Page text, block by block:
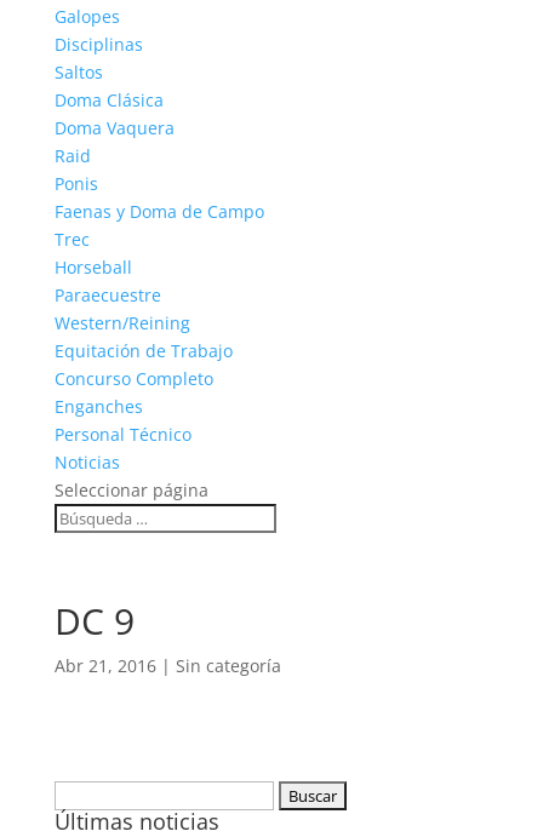
Galopes
Disciplinas
Saltos
Doma Clásica
Doma Vaquera
Raid
Ponis
Faenas y Doma de Campo
Trec
Horseball
Paraecuestre
Western/Reining
Equitación de Trabajo
Concurso Completo
Enganches
Personal Técnico
Noticias
Seleccionar página
DC 9
Abr 21, 2016| Sin categoría
Últimas noticias